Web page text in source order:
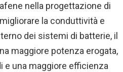
nella progettazione di
la conduttività e
dei sistemi di batterie, il
maggiore potenza erogata,
e una maggiore efficienza